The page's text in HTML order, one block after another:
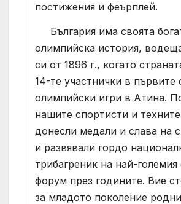
постижения и феърплей.
България има своята
олимпийска история,
си от 1896 г., когато
14-те участнички в първите
олимпийски игри в Атина.
нашите спортисти и
донесли медали и слава на
и развявали гордо
трибагреник на най-големия
форум през годините. Вие
за младото поколение